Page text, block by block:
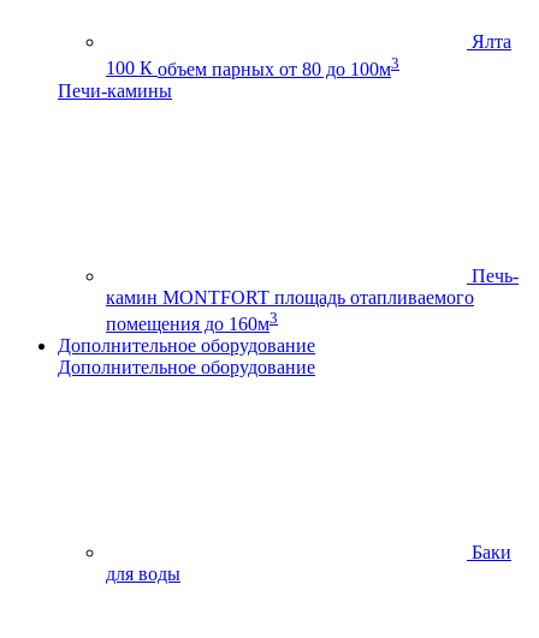
Ялта
100 К объем парных от 80 до 100м3
Печи-камины
Печь-
камин MONTFORT площадь отапливаемого
помещения до 160м3
Дополнительное оборудование
Дополнительное оборудование
Баки
для воды